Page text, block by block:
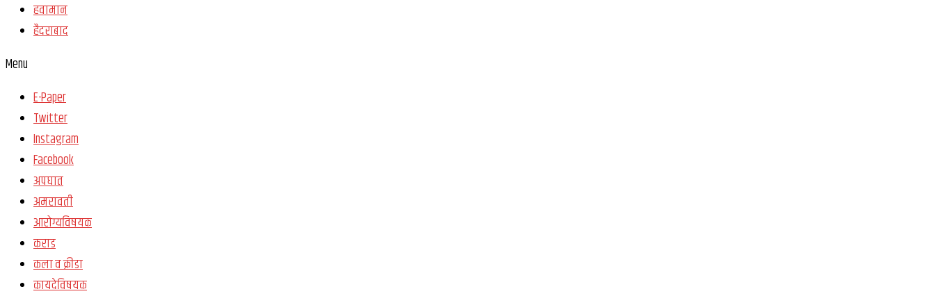
हवामान
हैदराबाद
Menu
E-Paper
Twitter
Instagram
Facebook
अपघात
अमरावती
आरोग्यविषयक
कराड
कला व क्रीडा
कायदेविषयक